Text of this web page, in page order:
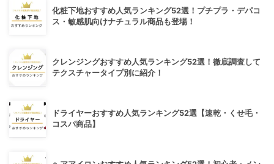
化粧下地おすすめ人気ランキング52選！プチプラ・デパコ
ス・敏感肌向けナチュラル商品も登場！
クレンジングおすすめ人気ランキング52選！徹底調査して
テクスチャータイプ別に紹介！
ドライヤーおすすめ人気ランキング52選【速乾・くせ毛・
コスパ商品】